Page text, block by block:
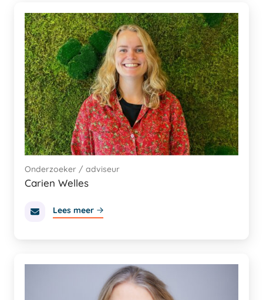
Carien Welles
Onderzoeker / adviseur
Lees meer